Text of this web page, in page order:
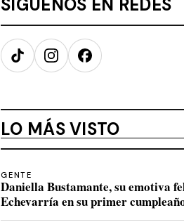
SÍGUENOS EN REDES
TikTokInstagramFacebook
LO MÁS VISTO
GENTE
Daniella Bustamante, su emotiva
Echevarría en su primer